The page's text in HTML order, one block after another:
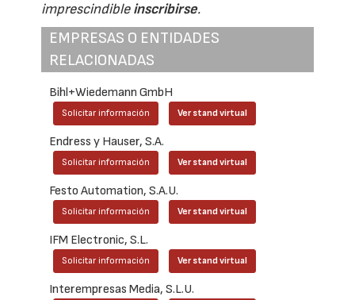
imprescindibleinscribirse.
EMPRESAS O ENTIDADES
RELACIONADAS
Bihl+Wiedemann GmbH
Solicitar información Ver stand virtual
Endress y Hauser, S.A.
Solicitar información Ver stand virtual
Festo Automation, S.A.U.
Solicitar información Ver stand virtual
IFM Electronic, S.L.
Solicitar información Ver stand virtual
Interempresas Media, S.L.U.